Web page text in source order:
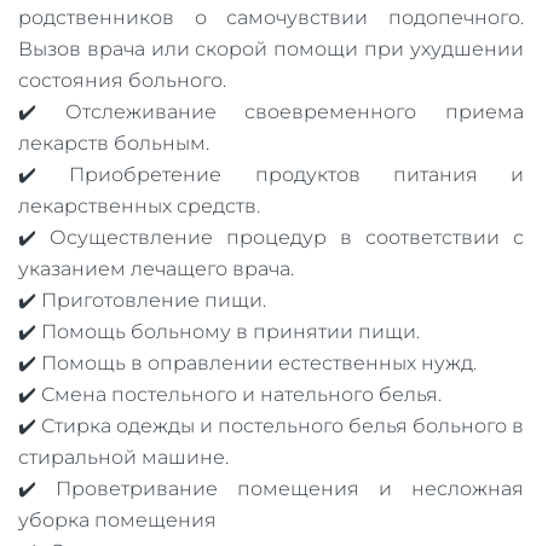
родственников о самочувствии подопечного.
Вызов врача или скорой помощи при ухудшении
состояния больного.
✔️ Отслеживание своевременного приема
лекарств больным.
✔️ Приобретение продуктов питания и
лекарственных средств.
✔️ Осуществление процедур в соответствии с
указанием лечащего врача.
✔️ Приготовление пищи.
✔️ Помощь больному в принятии пищи.
✔️ Помощь в оправлении естественных нужд.
✔️ Смена постельного и нательного белья.
✔️ Стирка одежды и постельного белья больного в
стиральной машине.
✔️ Проветривание помещения и несложная
уборка помещения